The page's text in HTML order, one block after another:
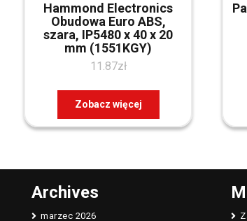
Hammond Electronics
Obudowa Euro ABS,
szara, IP5480 x 40 x 20
mm (1551KGY)
11.87zł
Zobacz więcej
Archives
marzec 2026